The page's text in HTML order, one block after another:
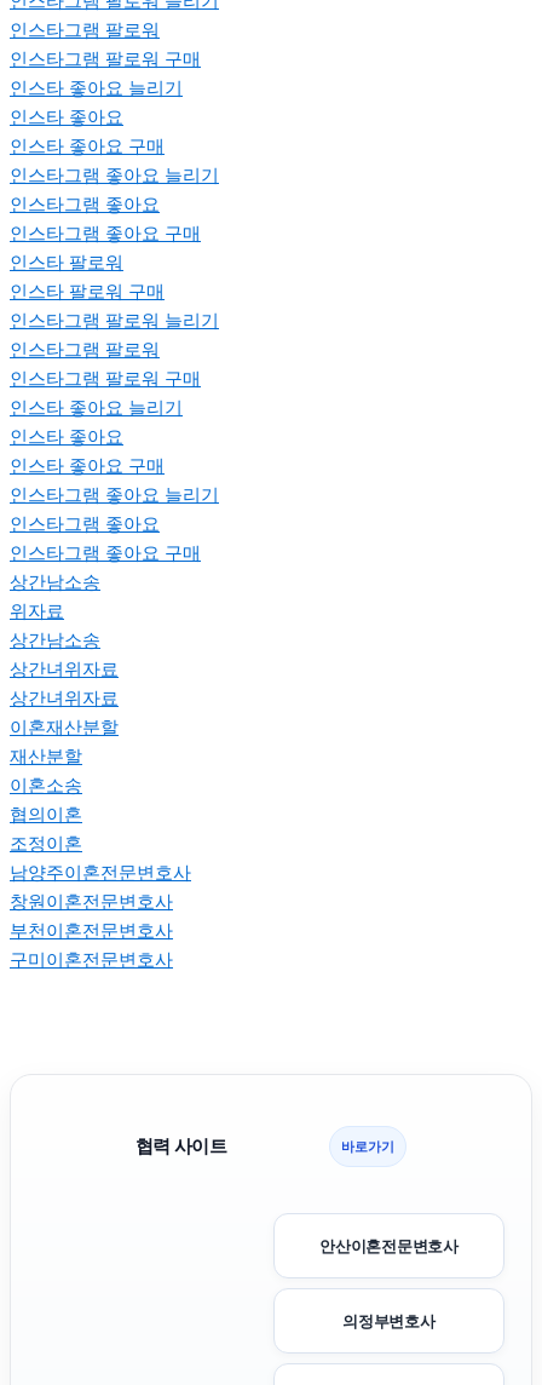
인스타그램 팔로워
인스타그램 팔로워 구매
인스타 좋아요 늘리기
인스타 좋아요
인스타 좋아요 구매
인스타그램 좋아요 늘리기
인스타그램 좋아요
인스타그램 좋아요 구매
인스타 팔로워
인스타 팔로워 구매
인스타그램 팔로워 늘리기
인스타그램 팔로워
인스타그램 팔로워 구매
인스타 좋아요 늘리기
인스타 좋아요
인스타 좋아요 구매
인스타그램 좋아요 늘리기
인스타그램 좋아요
인스타그램 좋아요 구매
상간남소송
위자료
상간남소송
상간녀위자료
상간녀위자료
이혼재산분할
재산분할
이혼소송
협의이혼
조정이혼
남양주이혼전문변호사
창원이혼전문변호사
부천이혼전문변호사
구미이혼전문변호사
협력 사이트 바로가기
안산이혼전문변호사
의정부변호사